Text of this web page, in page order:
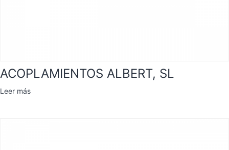
ACOPLAMIENTOS ALBERT, SL
Leer más